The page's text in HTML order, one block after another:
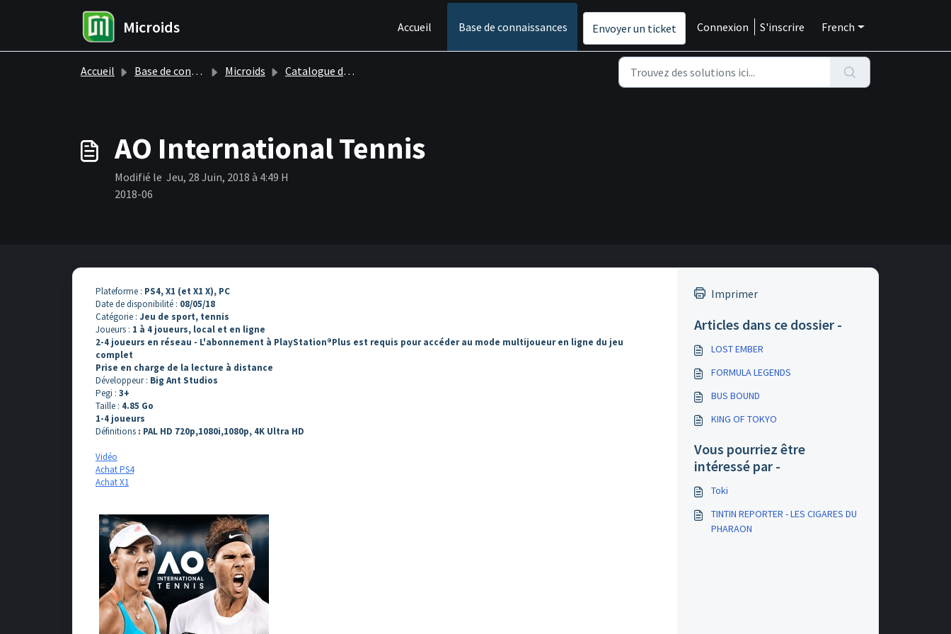
Microids Accueil Base de connaissances Envoyer un ticket Connexion S'inscrire French
Accueil Base de connaissances Microids Catalogue de jeux
AO International Tennis
Modifié le Jeu, 28 Juin, 2018 à 4:49 H
2018-06
Plateforme : PS4, X1 (et X1 X), PC
Date de disponibilité : 08/05/18
Catégorie : Jeu de sport, tennis
Joueurs : 1 à 4 joueurs, local et en ligne
2-4 joueurs en réseau - L'abonnement à PlayStation®Plus est requis pour accéder au mode multijoueur en ligne du jeu
complet
Prise en charge de la lecture à distance
Développeur : Big Ant Studios
Pegi : 3+
Taille : 4.85 Go
1-4 joueurs
Définitions : PAL HD 720p,1080i,1080p, 4K Ultra HD
Vidéo
Achat PS4
Achat X1
Imprimer
Articles dans ce dossier -
LOST EMBER
FORMULA LEGENDS
BUS BOUND
KING OF TOKYO
Vous pourriez être
intéressé par -
Toki
TINTIN REPORTER - LES CIGARES DU
PHARAON